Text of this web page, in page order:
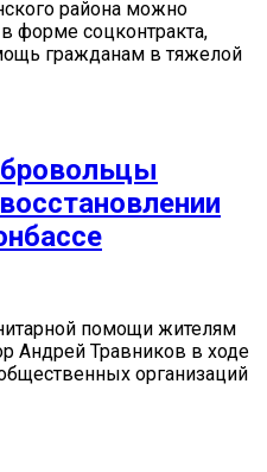
района можно
форме соцконтракта,
гражданам в тяжелой
помощи жителям
Андрей Травников в ходе
организаций